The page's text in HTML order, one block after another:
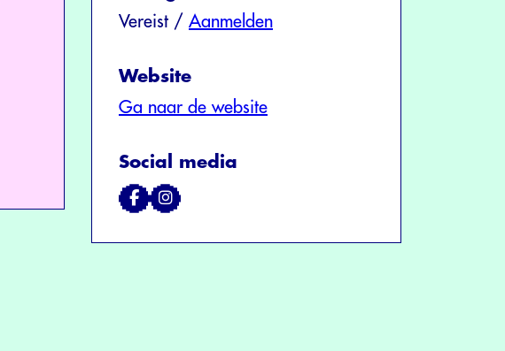
Vereist / Aanmelden
Website
Ga naar de website
Social media